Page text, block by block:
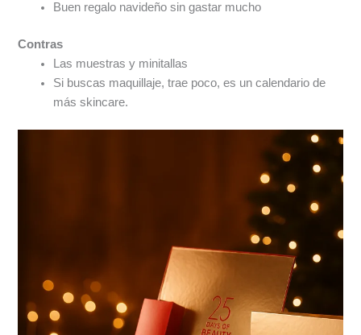
Buen regalo navideño sin gastar mucho
Contras
Las muestras y minitallas
Si buscas maquillaje, trae poco, es un calendario de
más skincare.